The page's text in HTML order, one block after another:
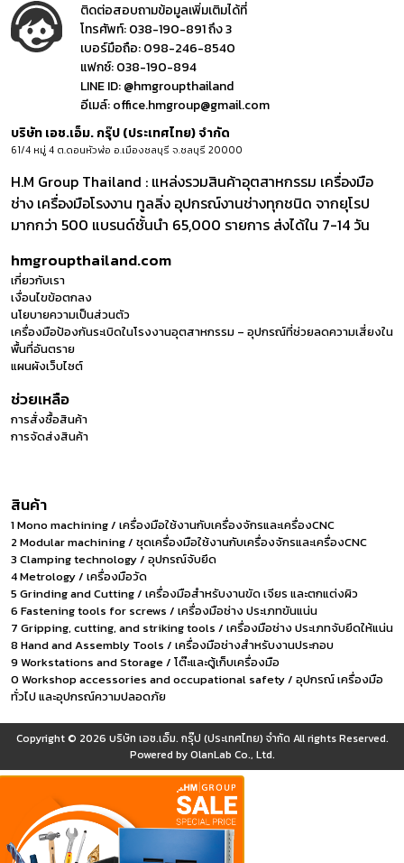
ติดต่อสอบถามข้อมูลเพิ่มเติมได้ที่
โทรศัพท์:038-190-891 ถึง 3
เบอร์มือถือ:098-246-8540
แฟกซ์:038-190-894
LINE ID:@hmgroupthailand
อีเมล์:office.hmgroup@gmail.com
บริษัท เอช.เอ็ม. กรุ๊ป (ประเทศไทย) จำกัด
61/4 หมู่ 4 ต.ดอนหัวฬ่อ อ.เมืองชลบุรี จ.ชลบุรี 20000
H.M Group Thailand : แหล่งรวมสินค้าอุตสาหกรรม เครื่องมือ
ช่าง เครื่องมือโรงงาน ทูลลิ่ง อุปกรณ์งานช่างทุกชนิด จากยุโรป
มากกว่า 500 แบรนด์ชั้นนำ 65,000 รายการ ส่งได้ใน 7-14 วัน
hmgroupthailand.com
เกี่ยวกับเรา
เงื่อนไขข้อตกลง
นโยบายความเป็นส่วนตัว
เครื่องมือป้องกันระเบิดในโรงงานอุตสาหกรรม – อุปกรณ์ที่ช่วยลดความเสี่ยงใน
พื้นที่อันตราย
แผนผังเว็บไซต์
ช่วยเหลือ
การสั่งซื้อสินค้า
การจัดส่งสินค้า
สินค้า
1 Mono machining / เครื่องมือใช้งานกับเครื่องจักรและเครื่องCNC
2 Modular machining / ชุดเครื่องมือใช้งานกับเครื่องจักรและเครื่องCNC
3 Clamping technology / อุปกรณ์จับยึด
4 Metrology / เครื่องมือวัด
5 Grinding and Cutting / เครื่องมือสำหรับงานขัด เจียร และตกแต่งผิว
6 Fastening tools for screws / เครื่องมือช่าง ประเภทขันแน่น
7 Gripping, cutting, and striking tools / เครื่องมือช่าง ประเภทจับยึดให้แน่น
8 Hand and Assembly Tools / เครื่องมือช่างสำหรับงานประกอบ
9 Workstations and Storage / โต๊ะและตู้เก็บเครื่องมือ
0 Workshop accessories and occupational safety / อุปกรณ์ เครื่องมือ
ทั่วไป และอุปกรณ์ความปลอดภัย
Copyright © 2026 บริษัท เอช.เอ็ม. กรุ๊ป (ประเทศไทย) จำกัด All rights Reserved.
Powered byOlanLab Co., Ltd.